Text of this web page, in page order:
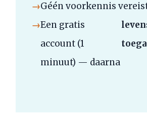
→Géén voorkennis
→Een gratis
account (1
minuut) — daarna